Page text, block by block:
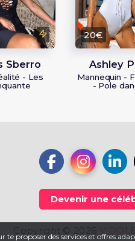
Sberro
- Les
20€
Ashley
Mannequin -
- Pole
Devenir une
proposer des services et offres